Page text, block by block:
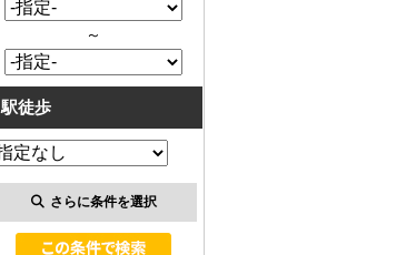
～
駅徒歩
さらに条件を選択